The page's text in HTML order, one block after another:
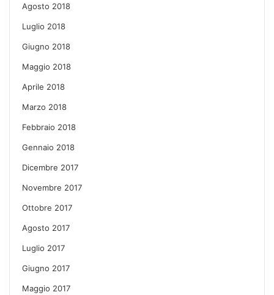
Agosto 2018
Luglio 2018
Giugno 2018
Maggio 2018
Aprile 2018
Marzo 2018
Febbraio 2018
Gennaio 2018
Dicembre 2017
Novembre 2017
Ottobre 2017
Agosto 2017
Luglio 2017
Giugno 2017
Maggio 2017